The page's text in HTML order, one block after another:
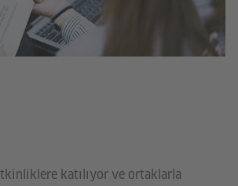
katılıyor ve ortaklarla